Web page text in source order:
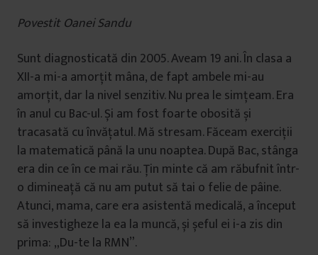
Povestit Oanei Sandu
Sunt diagnosticată din 2005. Aveam 19 ani. În clasa a
XII-a mi-a amorțit mâna, de fapt ambele mi-au
amorțit, dar la nivel senzitiv. Nu prea le simțeam. Era
în anul cu Bac-ul. Și am fost foarte obosită și
tracasată cu învățatul. Mă stresam. Făceam exerciții
la matematică până la unu noaptea. După Bac, stânga
era din ce în ce mai rău. Țin minte că am răbufnit într-
o dimineață că nu am putut să tai o felie de pâine.
Atunci, mama, care era asistentă medicală, a început
să investigheze la ea la muncă, și șeful ei i-a zis din
prima: „Du-te la RMN”.